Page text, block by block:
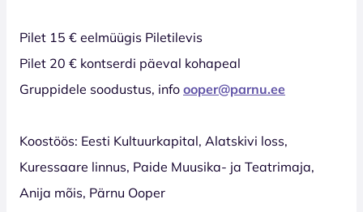
Pilet 15 € eelmüügis Piletilevis
Pilet 20 € kontserdi päeval kohapeal
Gruppidele soodustus, info ooper@parnu.ee
Koostöös: Eesti Kultuurkapital, Alatskivi loss,
Kuressaare linnus, Paide Muusika- ja Teatrimaja,
Anija mõis, Pärnu Ooper